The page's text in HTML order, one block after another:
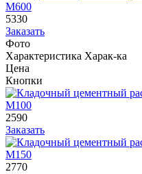
М600
5330
Заказать
Фото
Характеристика Харак-ка
Цена
Кнопки
М100
2590
Заказать
М150
2770